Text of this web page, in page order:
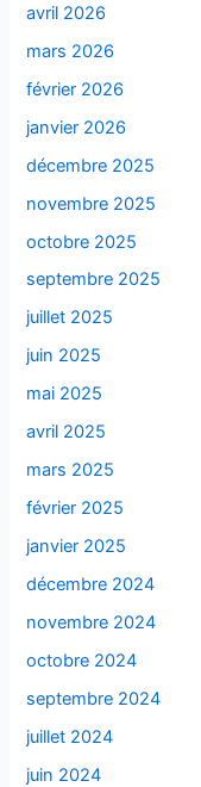
avril 2026
mars 2026
février 2026
janvier 2026
décembre 2025
novembre 2025
octobre 2025
septembre 2025
juillet 2025
juin 2025
mai 2025
avril 2025
mars 2025
février 2025
janvier 2025
décembre 2024
novembre 2024
octobre 2024
septembre 2024
juillet 2024
juin 2024